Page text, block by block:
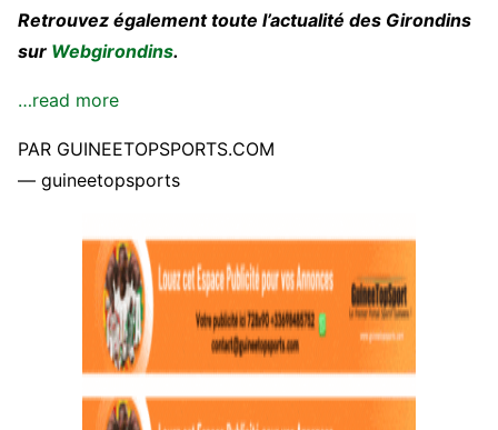
Retrouvez également toute l’actualité des Girondins
sur Webgirondins.
…read more
PAR GUINEETOPSPORTS.COM
— guineetopsports